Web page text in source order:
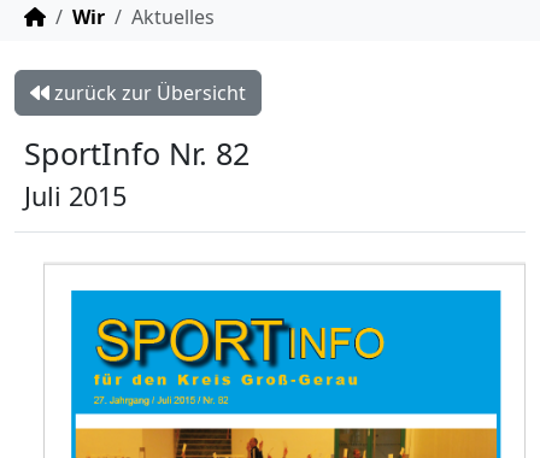
STARTSEITE
Wir Aktuelles
zurück zur Übersicht
SportInfo Nr. 82
Juli 2015